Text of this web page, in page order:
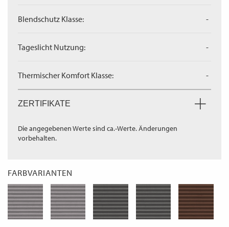
Blendschutz Klasse: -
Tageslicht Nutzung: -
Thermischer Komfort Klasse: -
ZERTIFIKATE
Die angegebenen Werte sind ca.-Werte. Änderungen
vorbehalten.
FARBVARIANTEN